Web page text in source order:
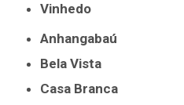
Vinhedo
Anhangabaú
Bela Vista
Casa Branca